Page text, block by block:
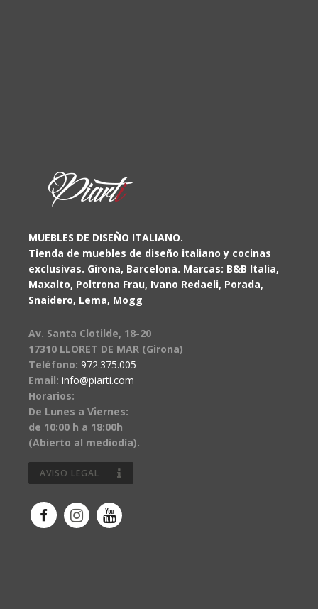
MUEBLES DE DISEÑO ITALIANO.
Tienda de muebles de diseño italiano y cocinas
exclusivas. Girona, Barcelona. Marcas: B&B Italia,
Maxalto, Poltrona Frau, Ivano Redaeli, Porada,
Snaidero, Lema, Mogg
Av. Santa Clotilde, 18-20
17310 LLORET DE MAR (Girona)
Teléfono: 972.375.005
Email: info@piarti.com
Horarios:
De Lunes a Viernes:
de 10:00 h a 18:00h
(Abierto al mediodía).
AVISO LEGAL